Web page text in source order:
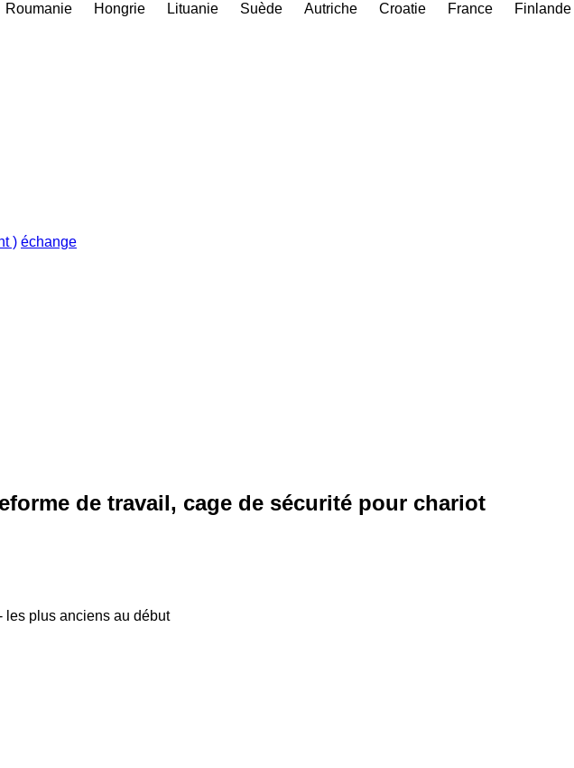
Roumanie Hongrie Lituanie Suède Autriche Croatie France
Finlande
) échange
de travail, cage de sécurité pour chariot
les plus anciens au début